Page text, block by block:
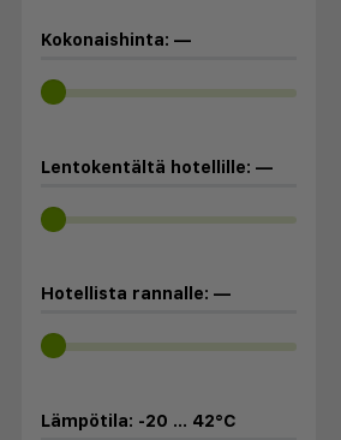
Kokonaishinta: —
Lentokentältä hotellille: —
Hotellista rannalle: —
Lämpötila: -20 ... 42°C